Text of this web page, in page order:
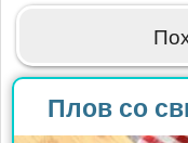
Плов со